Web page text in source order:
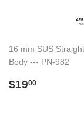
16 mm SUS
Body --- PN-982
Preço
$1900